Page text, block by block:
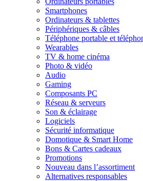
Smartphones
Ordinateurs & tablettes
Périphériques & câbles
Téléphone portable et
Wearables
TV & home cinéma
Photo & vidéo
Audio
Gaming
Composants PC
Réseau & serveurs
Son & éclairage
Logiciels
Sécurité informatique
Domotique & Smart Home
Bons & Cartes cadeaux
Promotions
Nouveau dans l’assortiment
Alternatives responsables